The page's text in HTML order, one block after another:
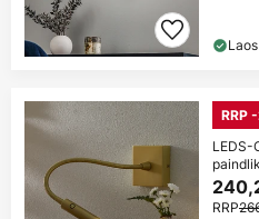
Laos
RRP
LEDS-
RRP